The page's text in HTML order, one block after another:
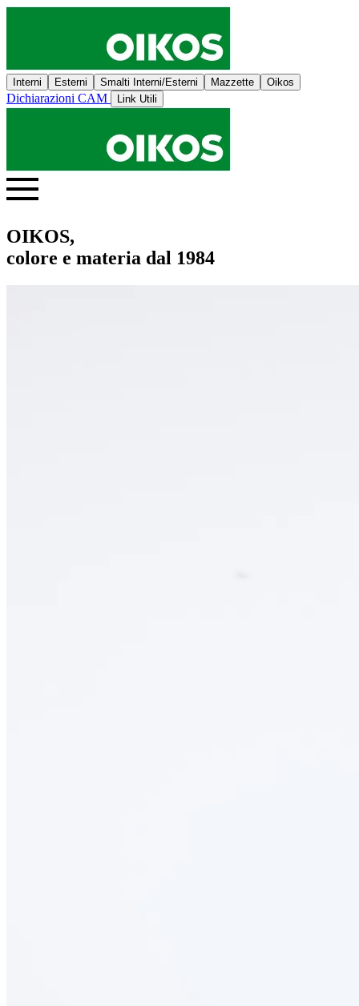
Interni Esterni Smalti Interni/Esterni Mazzette Oikos
Dichiarazioni CAM Link Utili
OIKOS,
colore e materia dal 1984